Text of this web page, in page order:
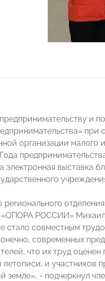
и
при
организации малого
выставка
регионального
«ОПОРА РОССИИ» Михаил
стало совместным
современных
что их труд
и участников
земле», - подчеркнул